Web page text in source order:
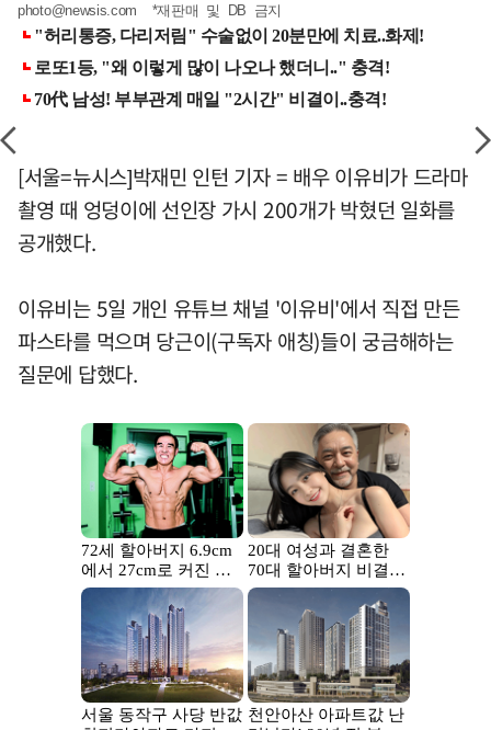
photo@newsis.com *재판매 및 DB 금지
[서울=뉴시스]박재민 인턴 기자 = 배우 이유비가 드라마
촬영 때 엉덩이에 선인장 가시 200개가 박혔던 일화를
공개했다.
이유비는 5일 개인 유튜브 채널 '이유비'에서 직접 만든
파스타를 먹으며 당근이(구독자 애칭)들이 궁금해하는
질문에 답했다.